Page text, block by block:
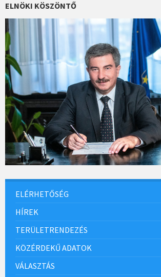
o
k
ELNÖKI KÖSZÖNTŐ
ELÉRHETŐSÉG
HÍREK
TERÜLETRENDEZÉS
KÖZÉRDEKŰ ADATOK
VÁLASZTÁS